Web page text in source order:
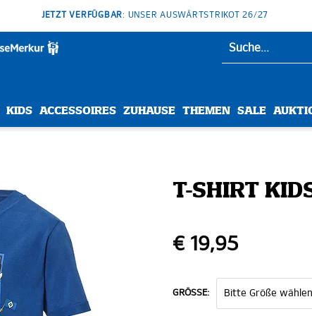
JETZT VERFÜGBAR: UNSER AUSWÄRTSTRIKOT 26/27
KIDS ACCESSOIRES ZUHAUSE THEMEN SALE
T-SHIRT
€ 19,95
GRÖSSE: